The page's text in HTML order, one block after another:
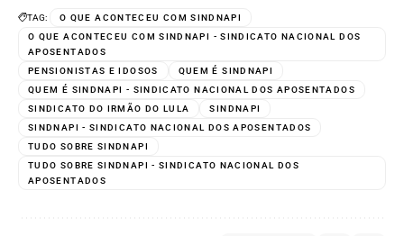
TAG:
O QUE ACONTECEU COM SINDNAPI
O QUE ACONTECEU COM SINDNAPI - SINDICATO NACIONAL DOS
APOSENTADOS
PENSIONISTAS E IDOSOS
QUEM É SINDNAPI
QUEM É SINDNAPI - SINDICATO NACIONAL DOS APOSENTADOS
SINDICATO DO IRMÃO DO LULA
SINDNAPI
SINDNAPI - SINDICATO NACIONAL DOS APOSENTADOS
TUDO SOBRE SINDNAPI
TUDO SOBRE SINDNAPI - SINDICATO NACIONAL DOS
APOSENTADOS